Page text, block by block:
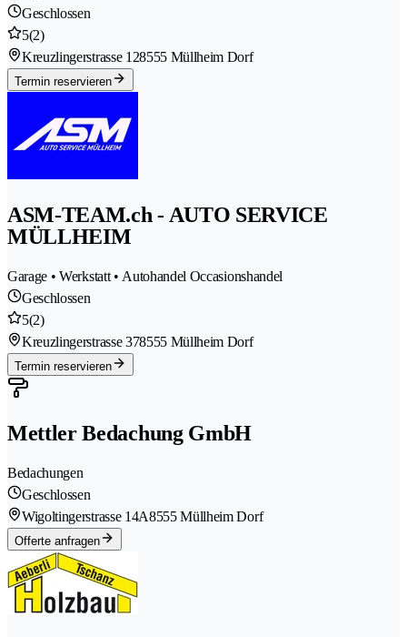
Geschlossen
5(2)
Kreuzlingerstrasse 128555 Müllheim Dorf
Termin reservieren
ASM-TEAM.ch - AUTO SERVICE
MÜLLHEIM
Garage • Werkstatt • Autohandel Occasionshandel
Geschlossen
5(2)
Kreuzlingerstrasse 378555 Müllheim Dorf
Termin reservieren
Mettler Bedachung GmbH
Bedachungen
Geschlossen
Wigoltingerstrasse 14A8555 Müllheim Dorf
Offerte anfragen